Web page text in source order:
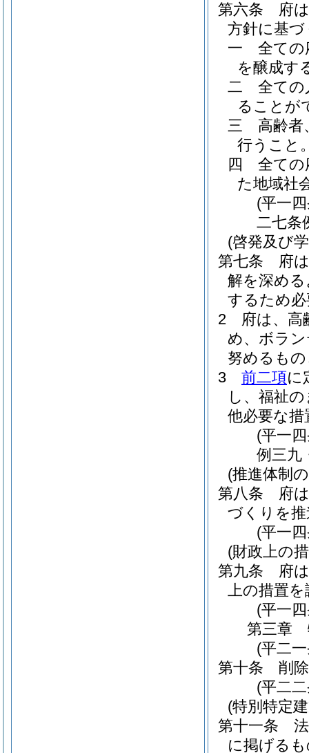
第六条
府
方針に基
一
全ての
を醸成す
二
全ての
ることが
三
高齢者
行うこと
四
全ての
た地域社
(平一
二七条
(啓発及び
第七条
府
解を深め
するため
2
府は、高
め、ボラ
努めるも
3
前二項に
し、福祉
他必要な
(平一
例三九
(推進体制
第八条
府
づくりを
(平一
(財政上の
第九条
府
上の措置
(平一
第三章
(平二
第十条
削除
(平二
(特別特定
第十一条
に掲げる